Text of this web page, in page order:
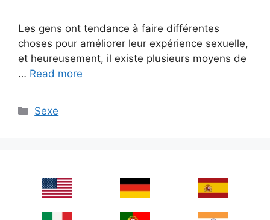
Les gens ont tendance à faire différentes
choses pour améliorer leur expérience sexuelle,
et heureusement, il existe plusieurs moyens de
… Read more
Categories
Sexe